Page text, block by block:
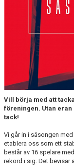
Vill börja med att
föreningen. Utan
tack!
Vi går in i säsongen
etablera oss som ett
består av 16 spelare
rekord i sig. Det bevisar